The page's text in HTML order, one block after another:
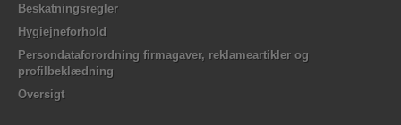
Beskatningsregler
Hygiejneforhold
Persondataforordning firmagaver, reklameartikler og
profilbeklædning
Oversigt